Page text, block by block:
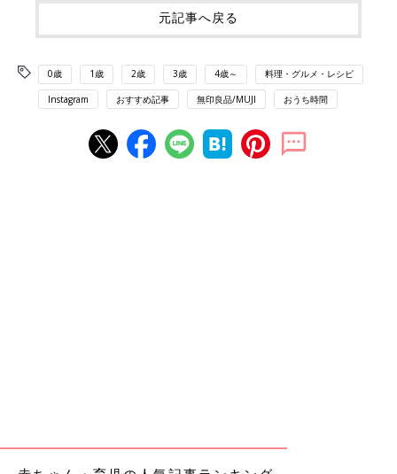
元記事へ戻る
0歳 1歳 2歳 3歳 4歳～ 料理・グルメ・レシピ
Instagram おすすめ記事 無印良品/MUJI おうち時間